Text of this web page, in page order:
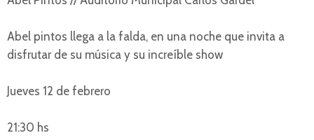
Abel pintos llega a la falda, en una noche que invita a
disfrutar de su música y su increíble show
Jueves 12 de febrero
21:30 hs